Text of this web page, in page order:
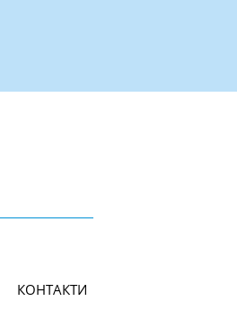
КОНТАКТИ